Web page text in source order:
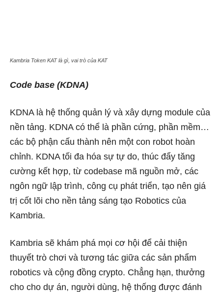
Kambria Token KAT là gì, vai trò của KAT
Code base (KDNA)
KDNA là hệ thống quản lý và xây dựng module của
nền tảng. KDNA có thể là phần cứng, phần mềm…
các bộ phận cấu thành nên một con robot hoàn
chỉnh. KDNA tối đa hóa sự tự do, thúc đẩy tăng
cường kết hợp, từ codebase mã nguồn mở, các
ngôn ngữ lập trình, công cụ phát triển, tạo nên giá
trị cốt lõi cho nền tảng sáng tạo Robotics của
Kambria.
Kambria sẽ khám phá mọi cơ hội để cải thiện
thuyết trò chơi và tương tác giữa các sản phẩm
robotics và cộng đồng crypto. Chẳng hạn, thưởng
cho cho dự án, người dùng, hệ thống được đánh